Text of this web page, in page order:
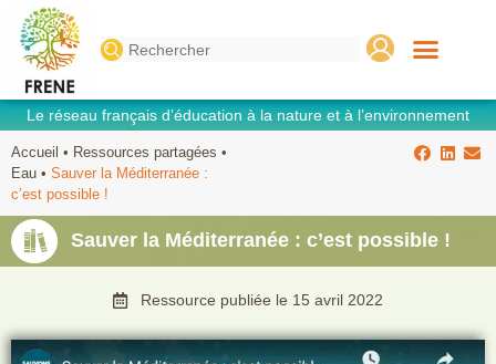
Search
for:
Le réseau français d’éducation à la nature et à l’environnement
Accueil • Ressources partagées •
Eau • Sauver la Méditerranée :
c’est possible !
Sauver la Méditerranée : c’est possible !
Ressource publiée le 15 avril 2022